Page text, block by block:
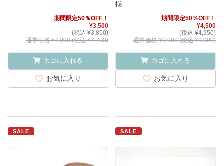
期間限定50％OFF！
¥3,500
(税込 ¥3,850)
通常価格 ¥7,000 (税込 ¥7,700)
カゴに入れる
お気に入り
揃
期間限定50％OFF！
¥4,500
(税込 ¥4,950)
通常価格 ¥9,000 (税込 ¥9,900)
カゴに入れる
お気に入り
SALE SALE